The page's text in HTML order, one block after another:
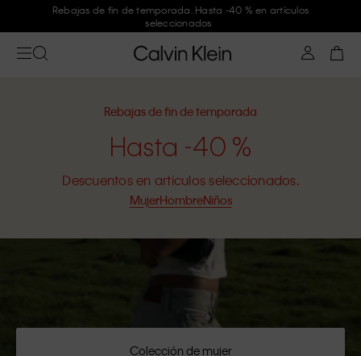
Únete a Calvin Klein y consigue un -10 %
Rebajas de fin de temporada
Hasta -40 %
Descuentos en artículos seleccionados.
MujerHombreNiños
Colección de mujer